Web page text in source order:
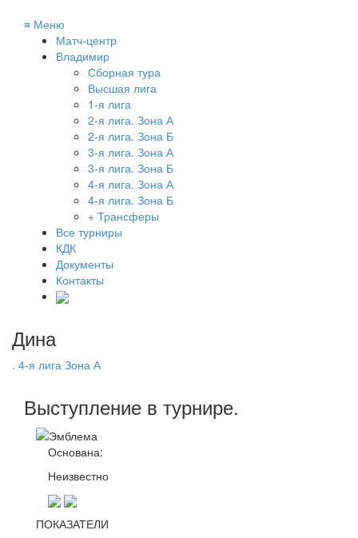
≡ Меню
Матч-центр
Владимир
Сборная тура
Высшая лига
1-я лига
2-я лига. Зона А
2-я лига. Зона Б
3-я лига. Зона А
3-я лига. Зона Б
4-я лига. Зона А
4-я лига. Зона Б
+ Трансферы
Все турниры
КДК
Документы
Контакты
Дина
. 4-я лига Зона А
Выступление в турнире.
Основана:
Неизвестно
ПОКАЗАТЕЛИ